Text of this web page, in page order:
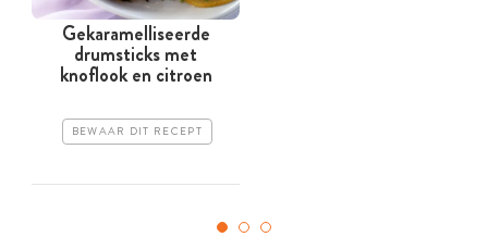
Gekaramelliseerde
drumsticks met
knoflook en citroen
BEWAAR DIT RECEPT